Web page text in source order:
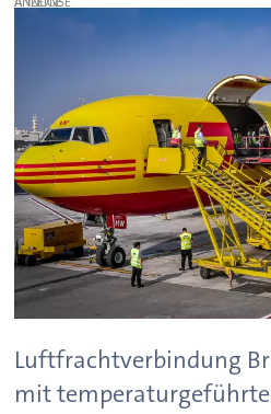
Luftfrachtverbindung
mit